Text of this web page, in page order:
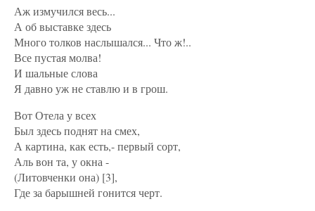
Аж измучился весь...
А об выставке здесь
Много толков наслышался... Что ж!..
Все пустая молва!
И шальные слова
Я давно уж не ставлю и в грош.
Вот Отела у всех
Был здесь поднят на смех,
А картина, как есть,- первый сорт,
Аль вон та, у окна -
(Литовченки она) [3],
Где за барышней гонится черт.